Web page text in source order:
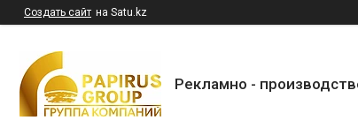
Создать сайт на Satu.kz
Рекламно -